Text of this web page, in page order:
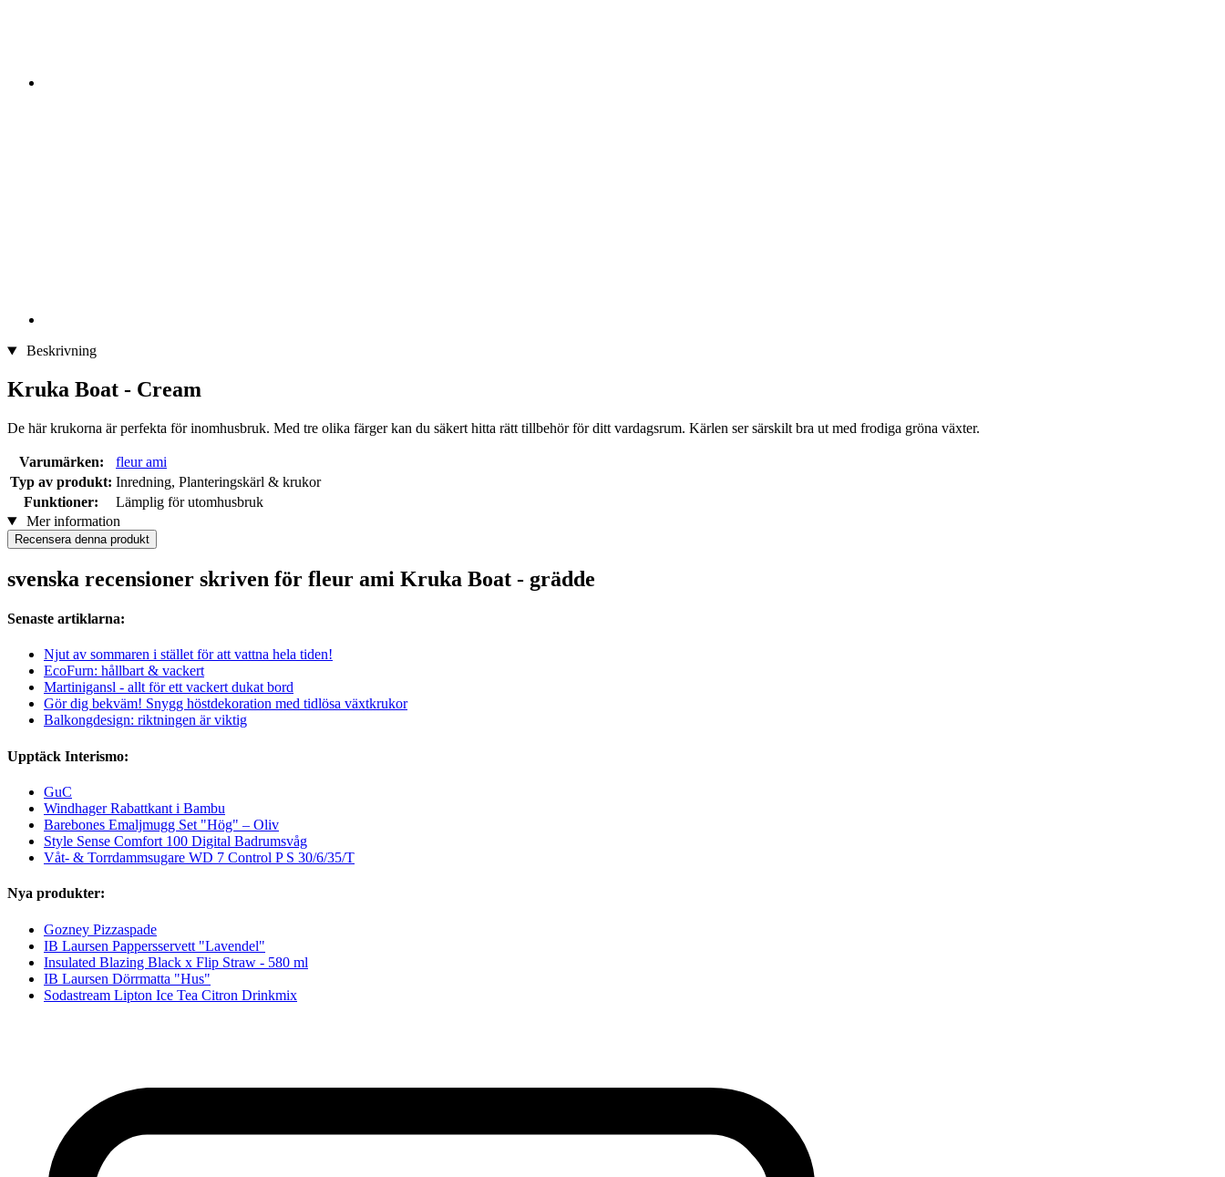
Beskrivning
Kruka Boat - Cream
De här krukorna är perfekta för inomhusbruk. Med tre olika färger kan du säkert hitta rätt tillbehör för ditt vardagsrum. Kärlen ser särskilt bra ut med frodiga gröna växter.
Varumärken:
fleur ami
Typ av produkt: Inredning, Planteringskärl & krukor
Funktioner:
Lämplig för utomhusbruk
Mer information
Recensera denna produkt
svenska recensioner skriven för fleur ami Kruka Boat - grädde
Senaste artiklarna:
Njut av sommaren i stället för att vattna hela tiden!
EcoFurn: hållbart & vackert
Martinigansl - allt för ett vackert dukat bord
Gör dig bekväm! Snygg höstdekoration med tidlösa växtkrukor
Balkongdesign: riktningen är viktig
Upptäck Interismo:
GuC
Windhager Rabattkant i Bambu
Barebones Emaljmugg Set "Hög" – Oliv
Style Sense Comfort 100 Digital Badrumsvåg
Våt- & Torrdammsugare WD 7 Control P S 30/6/35/T
Nya produkter:
Gozney Pizzaspade
IB Laursen Pappersservett "Lavendel"
Insulated Blazing Black x Flip Straw - 580 ml
IB Laursen Dörrmatta "Hus"
Sodastream Lipton Ice Tea Citron Drinkmix